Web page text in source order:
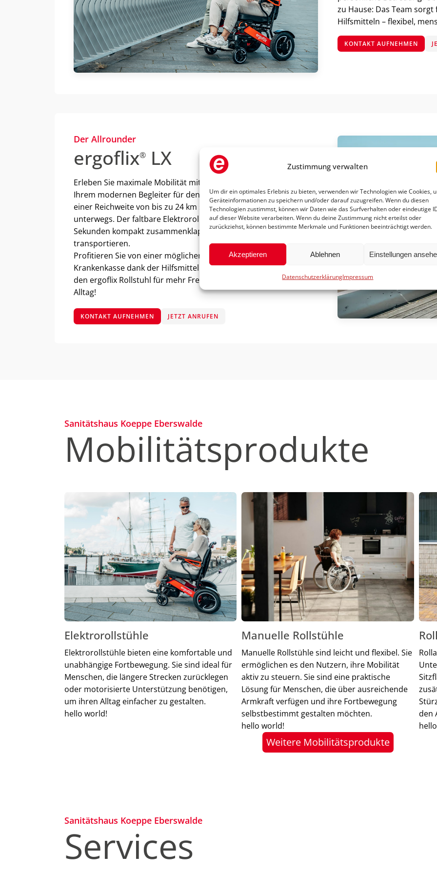
Zustimmung verwalten
Um dir ein optimales Erlebnis zu bieten, verwenden wir Technologien wie Cookies,
Geräteinformationen zu speichern und/oder darauf zuzugreifen. Wenn du diesen
Technologien zustimmst, können wir Daten wie das Surfverhalten oder eindeutige
auf dieser Website verarbeiten. Wenn du deine Zustimmung nicht erteilst oder
zurückziehst, können bestimmte Merkmale und Funktionen beeinträchtigt werden.
Akzeptieren Ablehnen Einstellungen
DatenschutzerklärungImpressum
zu Hause: Das Team
Hilfsmitteln – flexibel,
KONTAKT AUFNEHMEN
Der Allrounder
ergoflix® LX
Erleben Sie maximale Mobilität mit dem ergoflix Elektrorollstuhl –
Ihrem modernen Begleiter für den Innen- und Außenbereich. Mit
einer Reichweite von bis zu 24 km sind Sie flexibel und unabhängig
unterwegs. Der faltbare Elektrorollstuhl lässt sich in wenigen
Sekunden kompakt zusammenklappen und bequem im Auto
transportieren.
Profitieren Sie von einer möglichen Kostenübernahme durch Ihre
Krankenkasse dank der Hilfsmittelnummer. Entdecken Sie jetzt
den ergoflix Rollstuhl für mehr Freiheit, Komfort und Sicherheit im
Alltag!
KONTAKT AUFNEHMEN JETZT ANRUFEN
Sanitätshaus Koeppe Eberswalde
Mobilitätsprodukte
Elektrorollstühle
Elektrorollstühle bieten eine komfortable und
unabhängige Fortbewegung. Sie sind ideal für
Menschen, die längere Strecken zurücklegen
oder motorisierte Unterstützung benötigen,
um ihren Alltag einfacher zu gestalten.
hello world!
Manuelle Rollstühle
Manuelle Rollstühle sind leicht und flexibel. Sie
ermöglichen es den Nutzern, ihre Mobilität
aktiv zu steuern. Sie sind eine praktische
Lösung für Menschen, die über ausreichende
Armkraft verfügen und ihre Fortbewegung
selbstbestimmt gestalten möchten.
hello world!
den
Weitere Mobilitätsprodukte
Sanitätshaus Koeppe Eberswalde
Services